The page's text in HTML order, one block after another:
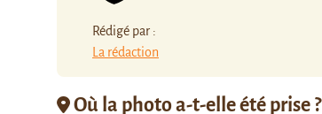
Rédigé par :
La rédaction
Où la photo a-t-elle été prise ?